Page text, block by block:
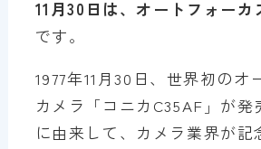
11月30日は、オートフォーカ
です。
1977年11月30日、世界初のオ
カメラ「コニカC35AF」が発
に由来して、カメラ業界が記